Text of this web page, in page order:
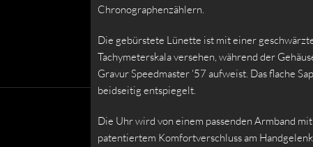
Chronographenzählern.
Die gebürstete Lünette ist mit einer
Tachymeterskala versehen, während der
Gravur Speedmaster ‘57 aufweist. Das flache
beidseitig entspiegelt.
Die Uhr wird von einem passenden Armband
patentiertem Komfortverschluss am